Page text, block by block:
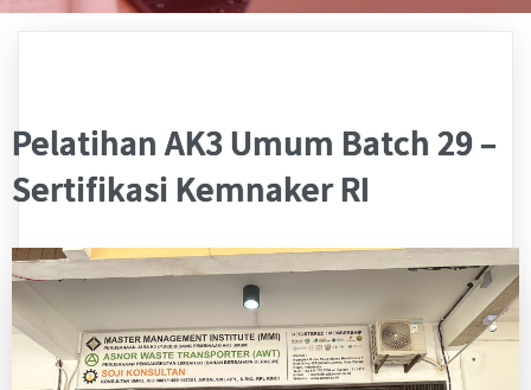
Pelatihan AK3 Umum Batch 29 –
Sertifikasi Kemnaker RI